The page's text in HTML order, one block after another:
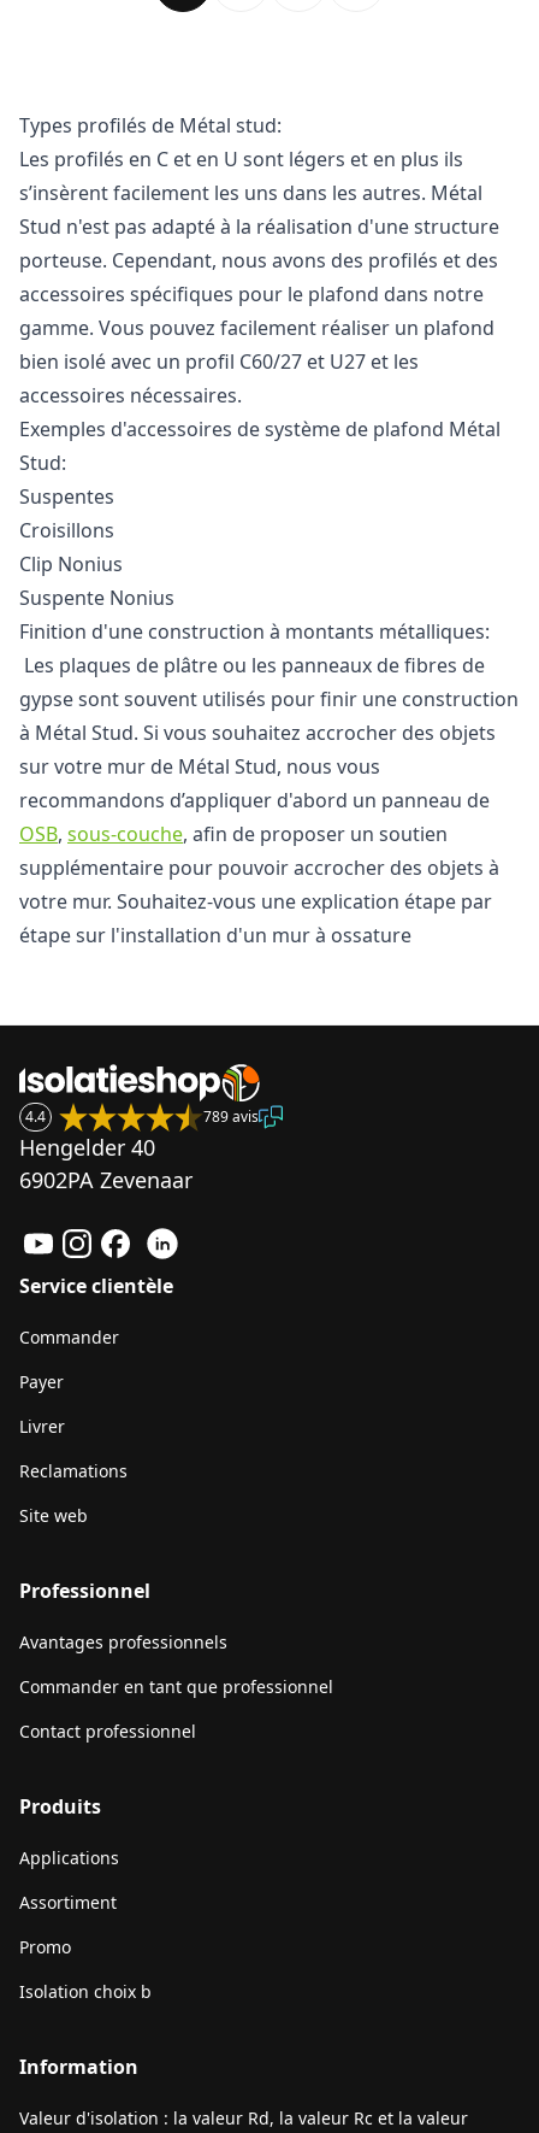
Types profilés de Métal stud:
Les profilés en C et en U sont légers et en plus ils
s’insèrent facilement les uns dans les autres. Métal
Stud n'est pas adapté à la réalisation d'une structure
porteuse. Cependant, nous avons des profilés et des
accessoires spécifiques pour le plafond dans notre
gamme. Vous pouvez facilement réaliser un plafond
bien isolé avec un profil C60/27 et U27 et les
accessoires nécessaires.
Exemples d'accessoires de système de plafond Métal
Stud:
Suspentes
Croisillons
Clip Nonius
Suspente Nonius
Finition d'une construction à montants métalliques:
Les plaques de plâtre ou les panneaux de fibres de
gypse sont souvent utilisés pour finir une construction
à Métal Stud. Si vous souhaitez accrocher des objets
sur votre mur de Métal Stud, nous vous
recommandons d’appliquer d'abord un panneau de
OSB, sous-couche, afin de proposer un soutien
supplémentaire pour pouvoir accrocher des objets à
votre mur. Souhaitez-vous une explication étape par
étape sur l'installation d'un mur à ossature
4.4 789 avis
Hengelder 40
6902PA Zevenaar
Service clientèle
Commander
Payer
Livrer
Reclamations
Site web
Professionnel
Avantages professionnels
Commander en tant que professionnel
Contact professionnel
Produits
Applications
Assortiment
Promo
Isolation choix b
Information
Valeur d'isolation : la valeur Rd, la valeur Rc et la valeur